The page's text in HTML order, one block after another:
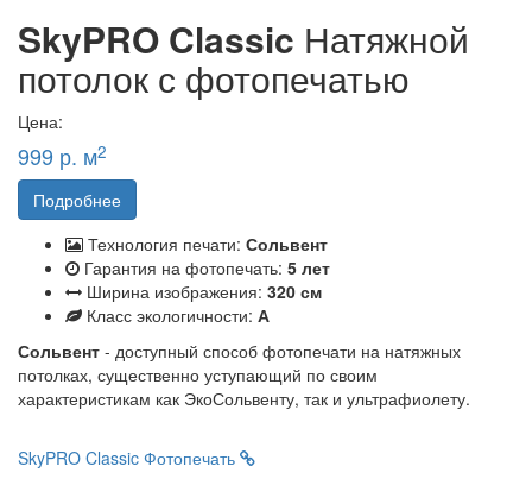
SkyPRO Classic Натяжной
потолок с фотопечатью
Цена:
999 р. м2
Подробнее
Технология печати: Сольвент
Гарантия на фотопечать: 5 лет
Ширина изображения: 320 см
Класс экологичности: А
Сольвент - доступный способ фотопечати на натяжных
потолках, существенно уступающий по своим
характеристикам как ЭкоСольвенту, так и ультрафиолету.
SkyPRO Classic Фотопечать